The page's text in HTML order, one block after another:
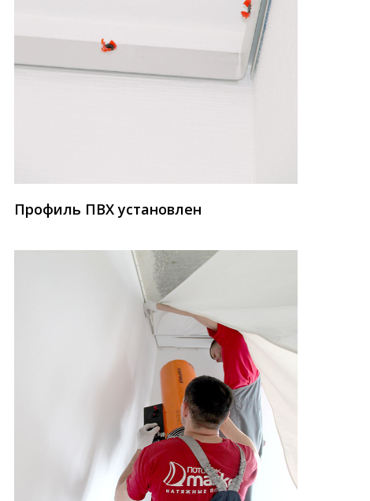
Профиль ПВХ установлен